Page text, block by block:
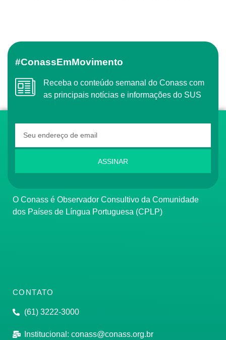
#ConassEmMovimento
Receba o conteúdo semanal do Conass com
as principais notícias e informações do SUS
ASSINAR
O Conass é Observador Consultivo da Comunidade
dos Países de Língua Portuguesa (CPLP)
CONTATO
(61) 3222-3000
Institucional: conass@conass.org.br